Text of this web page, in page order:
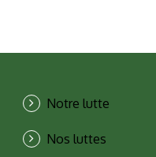
Notre lutte
Nos luttes